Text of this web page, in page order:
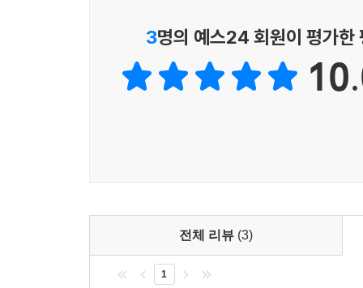
3명의 예스24 회원이 평가한
전체 리뷰 (3)
1